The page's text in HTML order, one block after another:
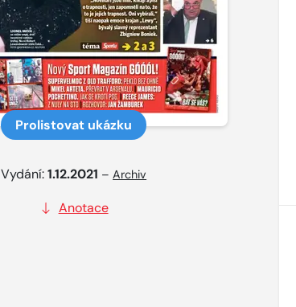
Prolistovat ukázku
Vydání:1.12.2021 –Archiv
Anotace